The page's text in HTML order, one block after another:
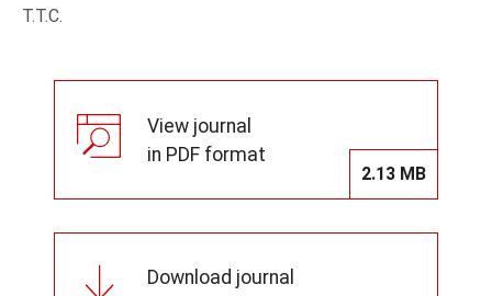
T.T.C.
View journal
in PDF format
2.13 MB
Download journal